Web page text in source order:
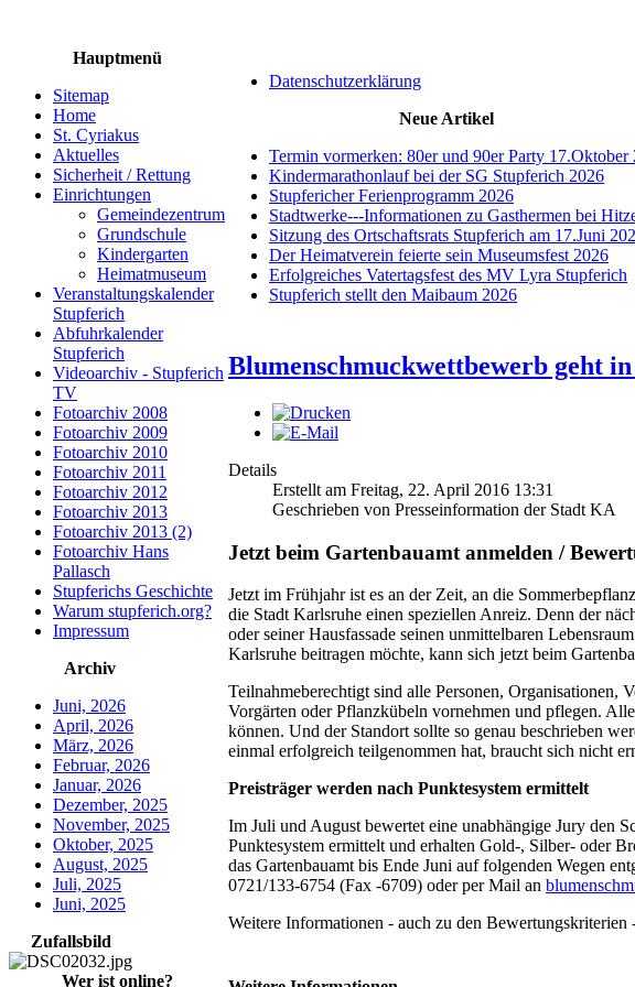
Hauptmenü
Sitemap
Home
St. Cyriakus
Aktuelles
Sicherheit / Rettung
Einrichtungen
Gemeindezentrum
Grundschule
Kindergarten
Heimatmuseum
Veranstaltungskalender
Stupferich
Abfuhrkalender
Stupferich
Videoarchiv - Stupferich
TV
Fotoarchiv 2008
Fotoarchiv 2009
Fotoarchiv 2010
Fotoarchiv 2011
Fotoarchiv 2012
Fotoarchiv 2013
Fotoarchiv 2013 (2)
Fotoarchiv Hans
Pallasch
Stupferichs Geschichte
Warum stupferich.org?
Impressum
Archiv
Juni, 2026
April, 2026
März, 2026
Februar, 2026
Januar, 2026
Dezember, 2025
November, 2025
Oktober, 2025
August, 2025
Juli, 2025
Juni, 2025
Zufallsbild
Wer ist online?
Datenschutzerklärung
Neue Artikel
Termin vormerken: 80er und 90er Party 17.Oktober
Kindermarathonlauf bei der SG Stupferich 2026
Stupfericher Ferienprogramm 2026
Stadtwerke---Informationen zu Gasthermen bei
Sitzung des Ortschaftsrats Stupferich am 17.Juni
Der Heimatverein feierte sein Museumsfest 2026
Erfolgreiches Vatertagsfest des MV Lyra Stupferich
Stupferich stellt den Maibaum 2026
Blumenschmuckwettbewerb geht
Details
Erstellt am Freitag, 22. April 2016 13:31
Geschrieben von Presseinformation der Stadt KA
Jetzt beim Gartenbauamt anmelden /
Jetzt im Frühjahr ist es an der Zeit, an die
die Stadt Karlsruhe einen speziellen Anreiz. Denn der
oder seiner Hausfassade seinen unmittelbaren
Karlsruhe beitragen möchte, kann sich jetzt beim
Teilnahmeberechtigt sind alle Personen, Organisationen,
Vorgärten oder Pflanzkübeln vornehmen und pflegen.
können. Und der Standort sollte so genau beschrieben
einmal erfolgreich teilgenommen hat, braucht sich nicht
Preisträger werden nach Punktesystem ermittelt
Im Juli und August bewertet eine unabhängige Jury den
Punktesystem ermittelt und erhalten Gold-, Silber- oder
das Gartenbauamt bis Ende Juni auf folgenden Wegen
0721/133-6754 (Fax -6709) oder per Mail an
Weitere Informationen - auch zu den